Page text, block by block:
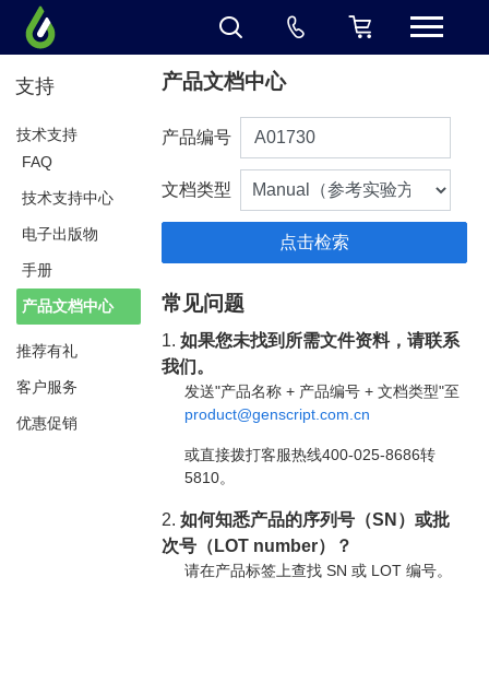
支持
技术支持
FAQ
技术支持中心
电子出版物
手册
产品文档中心
推荐有礼
客户服务
优惠促销
产品文档中心
产品编号
文档类型
常见问题
1.如果您未找到所需文件资料，请联系
我们。
发送"产品名称 + 产品编号 + 文档类型"至
product@genscript.com.cn
或直接拨打客服热线400-025-8686转
5810。
2.如何知悉产品的序列号（SN）或批
次号（LOT number）？
请在产品标签上查找 SN 或 LOT 编号。